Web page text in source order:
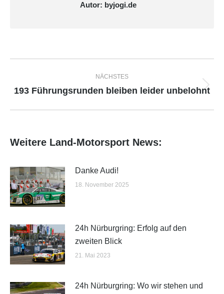
Autor: byjogi.de
NÄCHSTES
Nächster
193 Führungsrunden bleiben leider unbelohnt
Weitere Land-Motorsport News:
Danke Audi!
18. November 2025
24h Nürburgring: Erfolg auf den
zweiten Blick
21. Mai 2023
24h Nürburgring: Wo wir stehen und